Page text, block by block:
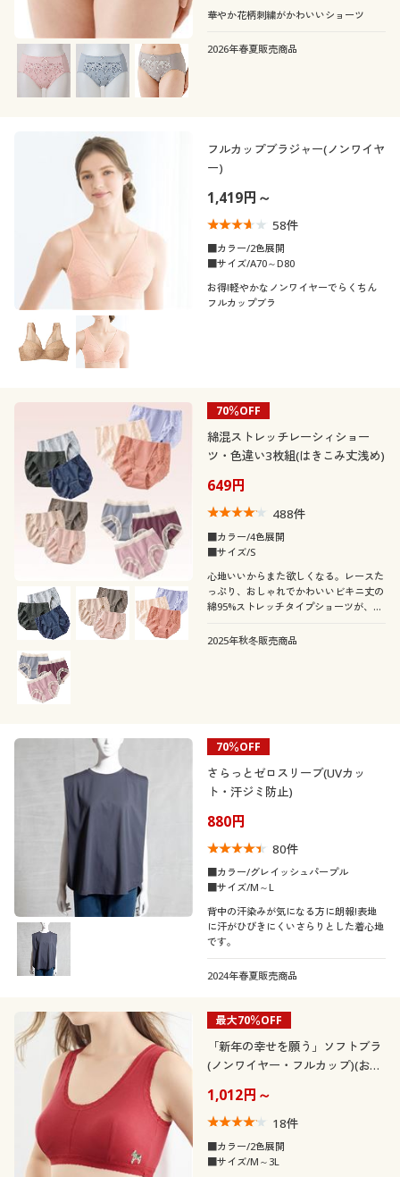
華やか花柄刺繍がかわいいショーツ
2026年春夏販売商品
フルカップブラジャー(ノンワイヤ
ー)
1,419円～
58件
■カラー/2色展開
■サイズ/A70～D80
お得!軽やかなノンワイヤーでらくちん
フルカップブラ
70％OFF
綿混ストレッチレーシィショー
ツ・色違い3枚組(はきこみ丈浅め)
649円
488件
■カラー/4色展開
■サイズ/S
心地いいからまた欲しくなる。レースた
っぷり、おしゃれでかわいいビキニ丈の
綿95%ストレッチタイプショーツが、デ
人気のEC-391・EC-393が3枚組にリニュ
2025年秋冬販売商品
70％OFF
さらっとゼロスリーブ(UVカッ
ト・汗ジミ防止)
880円
80件
■カラー/グレイッシュパープル
■サイズ/M～L
背中の汗染みが気になる方に朗報!表地
に汗がひびきにくいさらりとした着心地
です。
2024年春夏販売商品
最大70％OFF
「新年の幸せを願う」ソフトブラ
(ノンワイヤー・フルカップ)(お年
1,012円～
18件
■カラー/2色展開
■サイズ/M～3L